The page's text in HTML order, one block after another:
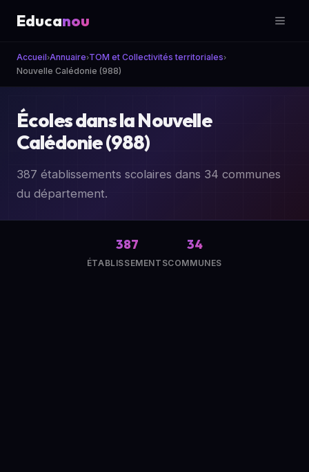
Educanou
Accueil›Annuaire›TOM et Collectivités territoriales›
Nouvelle Calédonie (988)
Écoles dans la Nouvelle
Calédonie (988)
387 établissements scolaires dans 34 communes
du département.
387
ÉTABLISSEMENTS
34
COMMUNES